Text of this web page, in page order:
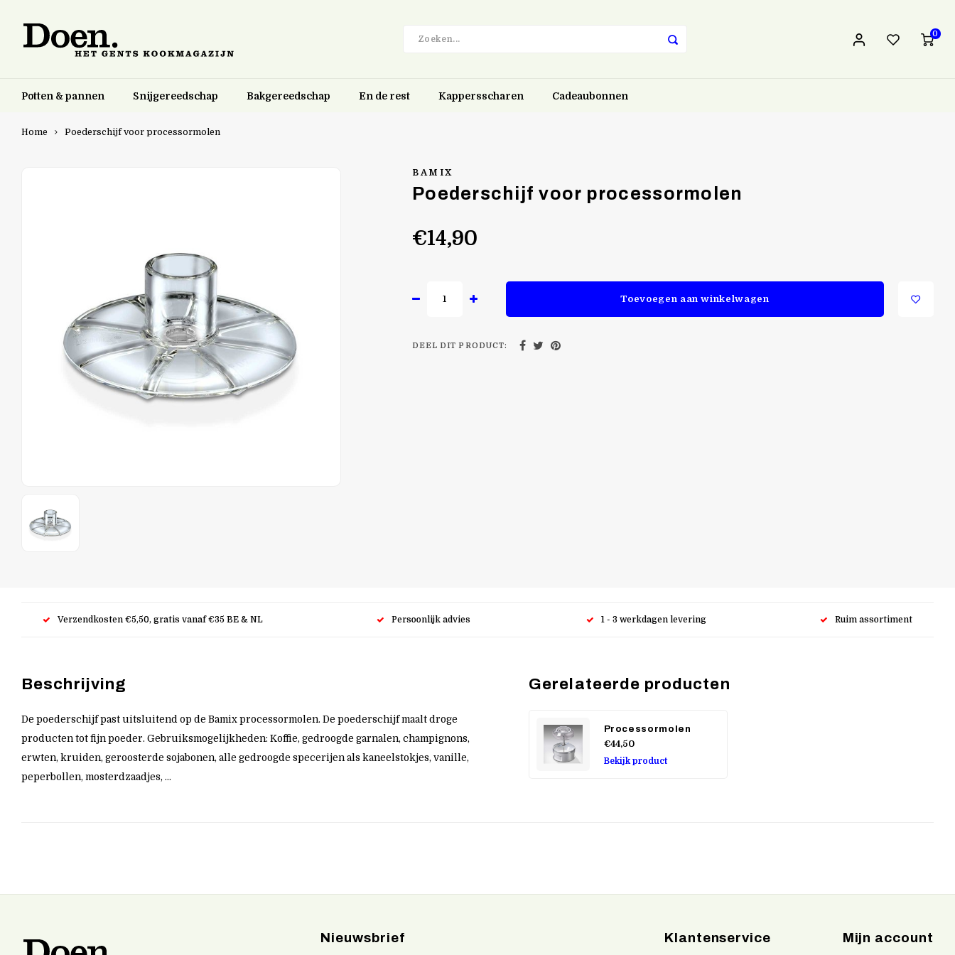
0
Potten & pannen Snijgereedschap Bakgereedschap En de rest Kappersscharen Cadeaubonnen
Home Poederschijf voor processormolen
BAMIX
Poederschijf voor processormolen
€14,90
Toevoegen aan winkelwagen
DEEL DIT PRODUCT:
Verzendkosten €5,50, gratis vanaf €35 BE & NL Persoonlijk advies 1 - 3 werkdagen levering Ruim assortiment
Beschrijving
De poederschijf past uitsluitend op de Bamix processormolen. De poederschijf maalt droge
producten tot fijn poeder. Gebruiksmogelijkheden: Koffie, gedroogde garnalen, champignons,
erwten, kruiden, geroosterde sojabonen, alle gedroogde specerijen als kaneelstokjes, vanille,
peperbollen, mosterdzaadjes, ...
Gerelateerde producten
Processormolen
€44,50
Bekijk product
Nieuwsbrief Klantenservice Mijn account